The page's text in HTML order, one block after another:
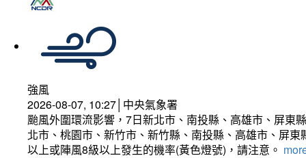
強風
2026-08-07, 10:27│中央氣象署
颱風外圍環流影響，7日新北市、南投縣、高雄市、屏東
北市、桃園市、新竹市、新竹縣、南投縣、高雄市、屏
以上或陣風8級以上發生的機率(黃色燈號)，請注意。